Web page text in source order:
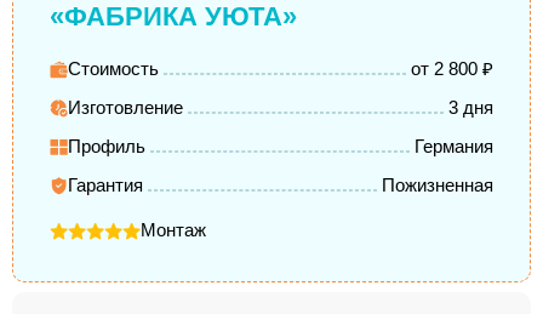
«ФАБРИКА УЮТА»
Стоимость
от 2 800 ₽
Изготовление
3 дня
Профиль
Германия
Гарантия
Пожизненная
Монтаж